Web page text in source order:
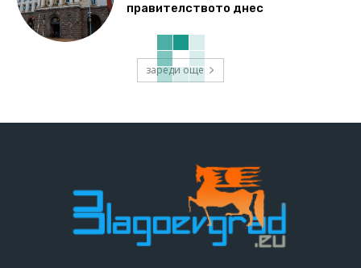
правителството днес
зареди още